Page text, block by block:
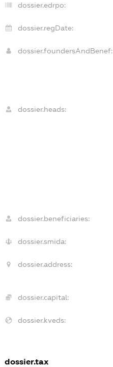
dossier.edrpo:
dossier.regDate:
dossier.foundersAndBenef:
dossier.heads:
dossier.beneficiaries:
dossier.smida:
dossier.address:
dossier.capital:
dossier.kveds:
dossier.tax